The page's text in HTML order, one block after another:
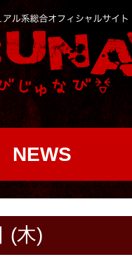
NEWS
(木)